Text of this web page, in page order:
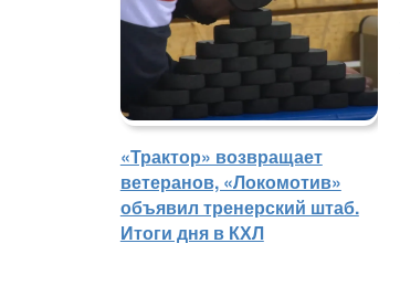
«Трактор» возвращает
ветеранов, «Локомотив»
объявил тренерский штаб.
Итоги дня в КХЛ